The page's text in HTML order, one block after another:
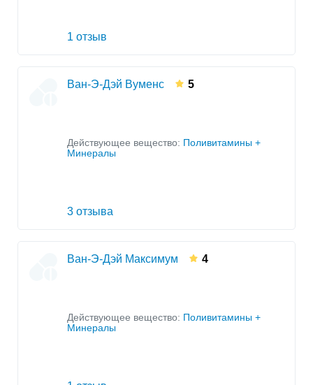
1 отзыв
Ван-Э-Дэй Вуменс 5
Действующее вещество: Поливитамины +
Минералы
3 отзыва
Ван-Э-Дэй Максимум 4
Действующее вещество: Поливитамины +
Минералы